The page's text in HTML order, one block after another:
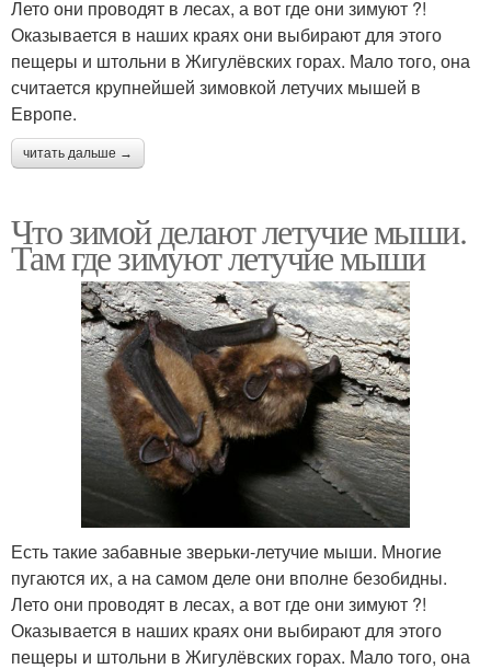
Лето они проводят в лесах, а вот где они зимуют ?!
Оказывается в наших краях они выбирают для этого
пещеры и штольни в Жигулёвских горах. Мало того, она
считается крупнейшей зимовкой летучих мышей в
Европе.
читать дальше →
Что зимой делают летучие мыши.
Там где зимуют летучие мыши
Есть такие забавные зверьки-летучие мыши. Многие
пугаются их, а на самом деле они вполне безобидны.
Лето они проводят в лесах, а вот где они зимуют ?!
Оказывается в наших краях они выбирают для этого
пещеры и штольни в Жигулёвских горах. Мало того, она